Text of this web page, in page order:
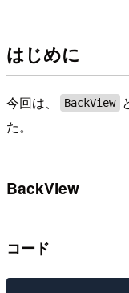
はじめに
今回は、 BackView
た。
BackView
コード